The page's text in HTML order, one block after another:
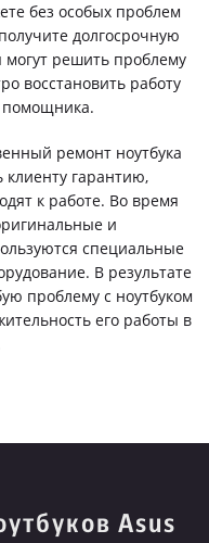
без особых проблем
долгосрочную
решить проблему
восстановить работу
помощника.
ремонт ноутбука
клиенту гарантию,
к работе. Во время
и
специальные
В результате
проблему с ноутбуком
его работы в
Asus